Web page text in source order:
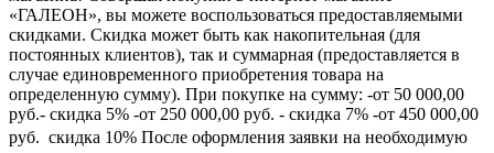
«ГАЛЕОН», вы можете воспользоваться предоставляемыми
скидками. Скидка может быть как накопительная (для
постоянных клиентов), так и суммарная (предоставляется в
случае единовременного приобретения товара на
определенную сумму). При покупке на сумму: -от 50 000,00
руб.- скидка 5% -от 250 000,00 руб. - скидка 7% -от 450 000,00
руб.  скидка 10% После оформления заявки на необходимую